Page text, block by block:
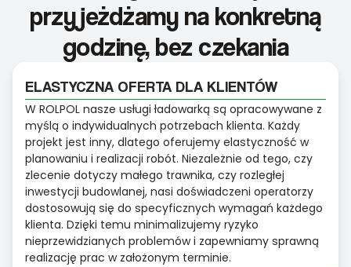
przyjeżdżamy na konkretną
godzinę, bez czekania
ELASTYCZNA OFERTA DLA KLIENTÓW
W ROLPOL nasze usługi ładowarką są opracowywane z
myślą o indywidualnych potrzebach klienta. Każdy
projekt jest inny, dlatego oferujemy elastyczność w
planowaniu i realizacji robót. Niezależnie od tego, czy
zlecenie dotyczy małego trawnika, czy rozległej
inwestycji budowlanej, nasi doświadczeni operatorzy
dostosowują się do specyficznych wymagań każdego
klienta. Dzięki temu minimalizujemy ryzyko
nieprzewidzianych problemów i zapewniamy sprawną
realizację prac w założonym terminie.